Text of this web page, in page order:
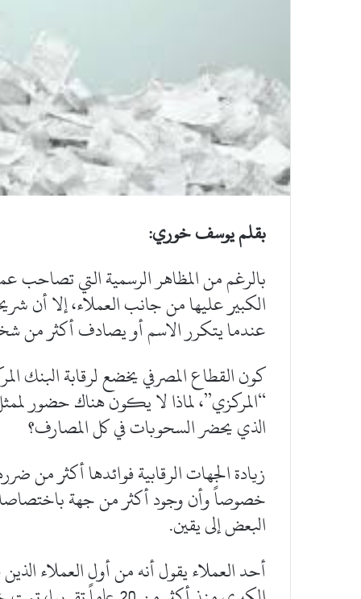
بقلم يوسف خوري:
بالرغم من المظاهر الرسمية التي تصاحب
الكبير عليها من جانب العملاء، إلا أن
عندما يتكرر الاسم أو يصادف أكثر من
كون القطاع المصرفي يخضع لرقابة البنك
“المركزي”، لماذا لا يكون هناك حضور
الذي يحضر السحوبات في كل المصارف؟
زيادة الجهات الرقابية فوائدها أكثر من
خصوصاً وأن وجود أكثر من جهة
البعض إلى يقين.
أحد العملاء يقول أنه من أول العملاء